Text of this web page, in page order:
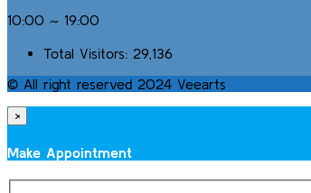
10:00 ~ 19:00
Total Visitors: 29,136
© All right reserved 2024 Veearts
×
Make Appointment